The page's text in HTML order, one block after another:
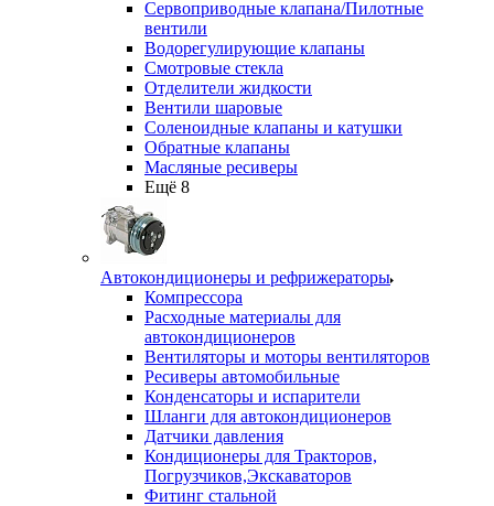
Сервоприводные клапана/Пилотные
вентили
Водорегулирующие клапаны
Смотровые стекла
Отделители жидкости
Вентили шаровые
Соленоидные клапаны и катушки
Обратные клапаны
Масляные ресиверы
Ещё 8
Автокондиционеры и рефрижераторы
Компрессора
Расходные материалы для
автокондиционеров
Вентиляторы и моторы вентиляторов
Ресиверы автомобильные
Конденсаторы и испарители
Шланги для автокондиционеров
Датчики давления
Кондиционеры для Тракторов,
Погрузчиков,Экскаваторов
Фитинг стальной